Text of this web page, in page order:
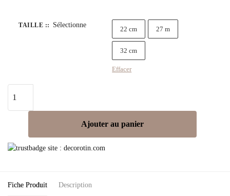
TAILLE :: Sélectionne
22 cm 27 m
32 cm
Effacer
Ajouter au panier
Fiche Produit Description